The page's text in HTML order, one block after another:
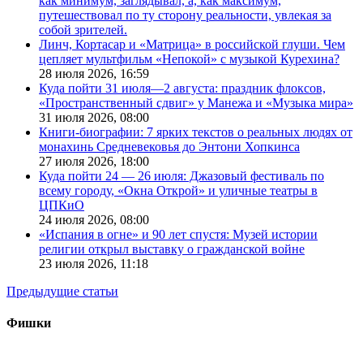
путешествовал по ту сторону реальности, увлекая за
собой зрителей.
Линч, Кортасар и «Матрица» в российской глуши. Чем
цепляет мультфильм «Непокой» с музыкой Курехина?
28 июля 2026, 16:59
Куда пойти 31 июля—2 августа: праздник флоксов,
«Пространственный сдвиг» у Манежа и «Музыка мира»
31 июля 2026, 08:00
Книги-биографии: 7 ярких текстов о реальных людях от
монахинь Средневековья до Энтони Хопкинса
27 июля 2026, 18:00
Куда пойти 24 — 26 июля: Джазовый фестиваль по
всему городу, «Окна Открой» и уличные театры в
ЦПКиО
24 июля 2026, 08:00
«Испания в огне» и 90 лет спустя: Музей истории
религии открыл выставку о гражданской войне
23 июля 2026, 11:18
Предыдущие статьи
Фишки